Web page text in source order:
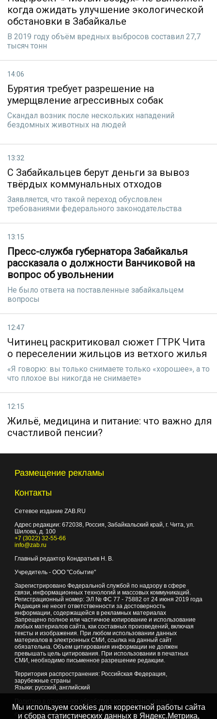
когда ожидать улучшение экологической
обстановки в Забайкалье
В 2019 году объём вредных выбросов составил 27,7
тысяч тонн
14:06
Бурятия требует разрешение на
умерщвление агрессивных собак
Скандал возник после нескольких нападений
бездомных животных на людей
13:32
С Забайкальцев берут деньги за вывоз
твёрдых коммунальных отходов
Заявляется, что такой переход обусловлен
требованиями федерального законодательства
13:15
Пресс-служба губернатора Забайкалья
рассказала о должности Ванчиковой на
вопрос об увольнении
Не было ответа на поставленные забайкальцем
вопросы
12:47
Читинец раскритиковал сюжет ГТРК Чита
о переселении жильцов из ветхого жилья
«Я говорю: вы только снимаете только «хорошее», а то
что плохое вы никогда не снимаете»
12:15
Жильё, медицина и питание: что важно для
счастливой пенсии?
Размещение рекламы
Контакты
Сетевое издание ZAB.RU
Адрес редакции: 672038, Россия, Забайкальский край, г. Чита, ул.
Шилова, д. 100
+7 (3022) 32-55-66
info@zab.ru
Главный редактор Кондратьев Н. В.
Учредитель - ООО "Событие"
Зарегистрировано Федеральной службой по надзору в сфере
связи, информационных технологий и массовых коммуникаций.
Регистрационный номер: ЭЛ № ФС 77 - 75882 от 24 июня 2019 года
Редакция не несет ответственности за достоверность
информации, содержащейся в рекламных материалах
Запрещено полное или частичное копирование и использование
любых материалов сайта, как составных произведений, включая
тексты и изображения. При любом использовании данных
материалов в электронных СМИ, ссылка на данный сайт
обязательна. Объем цитирования информации не должен
превышать цель цитирования. При использовании в печатных
СМИ, необходимо письменное разрешение редакции.
Территория распространения: Российская Федерация,
зарубежные страны
Языки: русский, английский
© 2007 - 2026Портал Читы и Забайкальского края
Мы используем cookies для корректной работы сайта
и сбора статистических данных в Яндекс.Метрика,